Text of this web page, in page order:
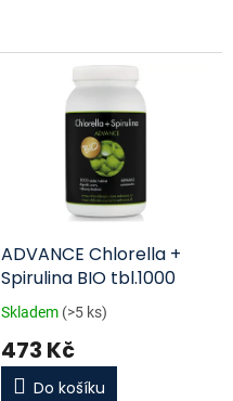
ADVANCE Chlorella +
Spirulina BIO tbl.1000
Skladem (>5 ks)
473 Kč
Do košíku